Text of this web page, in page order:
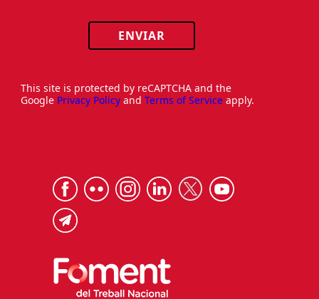
ENVIAR
This site is protected by reCAPTCHA and the
Google Privacy Policy and Terms of Service apply.